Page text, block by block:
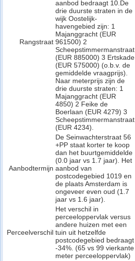
Rangstraat
aanbod bedraagt 10.De
drie duurste straten in de
wijk Oostelijk-
havengebied zijn: 1
Majanggracht (EUR
961500) 2
Scheepstimmermanstraat
(EUR 885000) 3 Ertskade
(EUR 575000) (o.b.v. de
gemiddelde vraagprijs).
Naar meterprijs zijn de
drie duurste straten: 1
Majanggracht (EUR
4850) 2 Feike de
Boerlaan (EUR 4279) 3
Scheepstimmermanstraat
(EUR 4234).
Aanbodtermijn
De Seinwachterstraat 56
+PP staat korter te koop
dan het buurtgemiddelde
(0.0 jaar vs 1.7 jaar). Het
aanbod van
postcodegebied 1019 en
de plaats Amsterdam is
ongeveer even oud (1.7
jaar vs 1.6 jaar).
Perceelverschil
Het verschil in
perceeloppervlak versus
andere huizen met een
tuin uit hetzelfde
postcodegebied bedraagt
-34%. (65 vs 99 vierkante
meter perceeloppervlak)